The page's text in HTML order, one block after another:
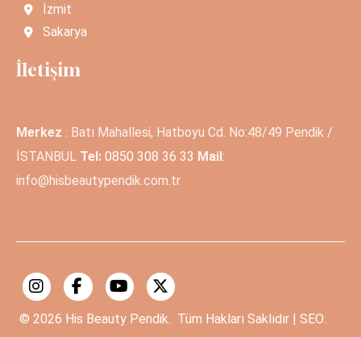
İzmit
Sakarya
İletişim
Merkez : Batı Mahallesi, Hatboyu Cd. No:48/49 Pendik /
İSTANBUL Tel: 0850 308 36 33 Mail:
info@hisbeautypendik.com.tr
© 2026 His Beauty Pendik. Tüm Hakları Saklıdır | SEO: